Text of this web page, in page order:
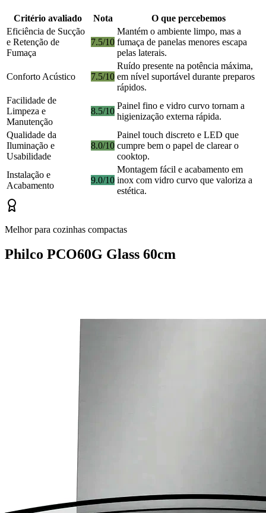
Critério avaliado Nota
O que percebemos
Eficiência de Sucção
e Retenção de
Fumaça
7.5/10
Mantém o ambiente limpo, mas a
fumaça de panelas menores escapa
pelas laterais.
Conforto Acústico 7.5/10
Ruído presente na potência máxima,
em nível suportável durante preparos
rápidos.
Facilidade de
Limpeza e
Manutenção
8.5/10
Painel fino e vidro curvo tornam a
higienização externa rápida.
Qualidade da
Iluminação e
Usabilidade
8.0/10
Painel touch discreto e LED que
cumpre bem o papel de clarear o
cooktop.
Instalação e
Acabamento
9.0/10
Montagem fácil e acabamento em
inox com vidro curvo que valoriza a
estética.
Melhor para cozinhas compactas
Philco PCO60G Glass 60cm